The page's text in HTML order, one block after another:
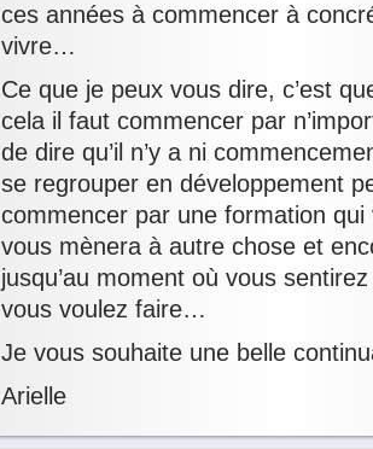
ces années à commencer à
vivre…
Ce que je peux vous dire, c’est
cela il faut commencer par
de dire qu’il n’y a ni
se regrouper en développement
commencer par une formation
vous mènera à autre chose et
jusqu’au moment où vous
vous voulez faire…
Je vous souhaite une belle
Arielle